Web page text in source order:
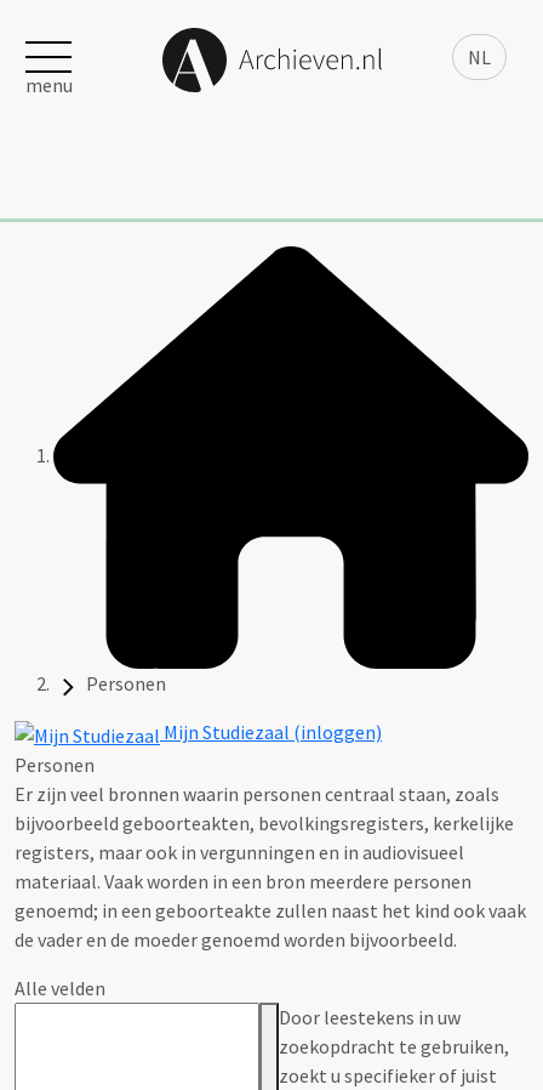
NL
menu
Personen
Mijn Studiezaal (inloggen)
Personen
Er zijn veel bronnen waarin personen centraal staan, zoals
bijvoorbeeld geboorteakten, bevolkingsregisters, kerkelijke
registers, maar ook in vergunningen en in audiovisueel
materiaal. Vaak worden in een bron meerdere personen
genoemd; in een geboorteakte zullen naast het kind ook vaak
de vader en de moeder genoemd worden bijvoorbeeld.
Alle velden
Door leestekens in uw
zoekopdracht te gebruiken,
zoekt u specifieker of juist